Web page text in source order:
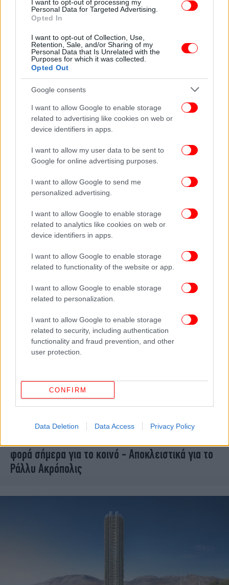
I want to opt-out of processing my
Personal Data for Targeted Advertising.
Opted In
I want to opt-out of Collection, Use,
Retention, Sale, and/or Sharing of my
Personal Data that Is Unrelated with the
Purposes for which it was collected.
Opted Out
Google consents
I want to allow Google to enable storage
related to advertising like cookies on web or
device identifiers in apps.
I want to allow my user data to be sent to
Google for online advertising purposes.
I want to allow Google to send me
personalized advertising.
I want to allow Google to enable storage
related to analytics like cookies on web or
device identifiers in apps.
I want to allow Google to enable storage
related to functionality of the website or app.
I want to allow Google to enable storage
related to personalization.
I want to allow Google to enable storage
related to security, including authentication
functionality and fraud prevention, and other
user protection.
CONFIRM
Data Deletion Data Access Privacy Policy
Γλυφάδα: Η πόλη με τις τέσσερις μαρίνες -Ο
ναυταθλητισμός, οι προκλήσεις δίπλα στο
Ελληνικό
ΕΛΛΑΔΑ 30/06/2026 07:30
Τα top 5 έργα-μαμούθ που διαμορφώνουν το
μέλλον της Αττικής -Εντυπωσιακά πλάνα από
drone
25/06/2026 08:27
φορά σήμερα για το κοινό - Αποκλειστικά για το
Ράλλυ Ακρόπολις